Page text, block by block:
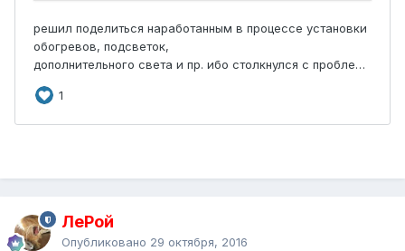
ЛеРой
Опубликовано 29 октября, 2016